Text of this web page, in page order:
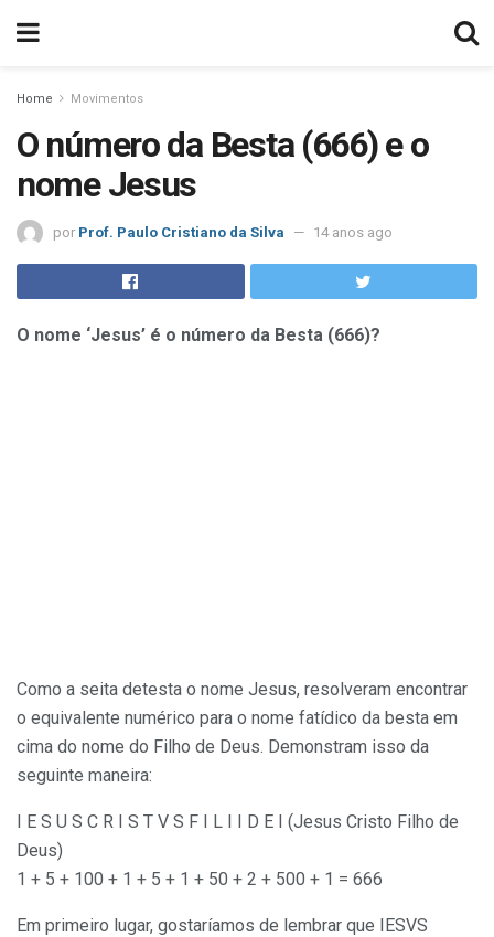
Home Movimentos
O número da Besta (666) e o
nome Jesus
por Prof. Paulo Cristiano da Silva 14 anos ago
O nome ‘Jesus’ é o número da Besta (666)?
Como a seita detesta o nome Jesus, resolveram encontrar
o equivalente numérico para o nome fatídico da besta em
cima do nome do Filho de Deus. Demonstram isso da
seguinte maneira:
I E S U S C R I S T V S F I L I I D E I (Jesus Cristo Filho de
Deus)
1 + 5 + 100 + 1 + 5 + 1 + 50 + 2 + 500 + 1 = 666
Em primeiro lugar, gostaríamos de lembrar que IESVS